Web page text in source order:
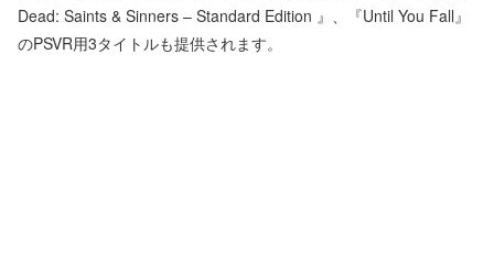
Dead: Saints & Sinners – Standard Edition 』、『Until You Fall』
のPSVR用3タイトルも提供されます。